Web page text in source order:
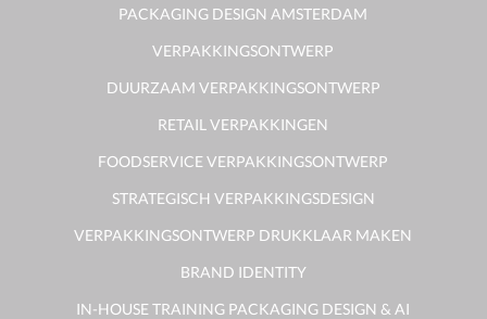
PACKAGING DESIGN AMSTERDAM
VERPAKKINGSONTWERP
DUURZAAM VERPAKKINGSONTWERP
RETAIL VERPAKKINGEN
FOODSERVICE VERPAKKINGSONTWERP
STRATEGISCH VERPAKKINGSDESIGN
VERPAKKINGSONTWERP DRUKKLAAR MAKEN
BRAND IDENTITY
IN-HOUSE TRAINING PACKAGING DESIGN & AI